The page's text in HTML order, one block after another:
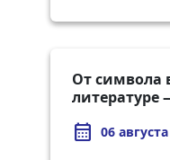
От символа
литературе
вечер по
calendar_month 06